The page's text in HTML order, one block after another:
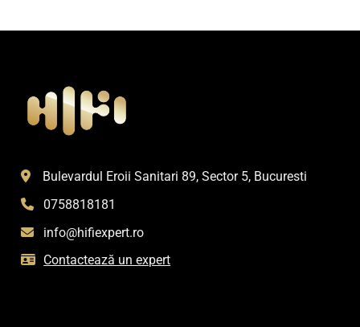
Bulevardul Eroii Sanitari 89, Sector 5, Bucuresti
0758818181
info@hifiexpert.ro
Contactează un expert